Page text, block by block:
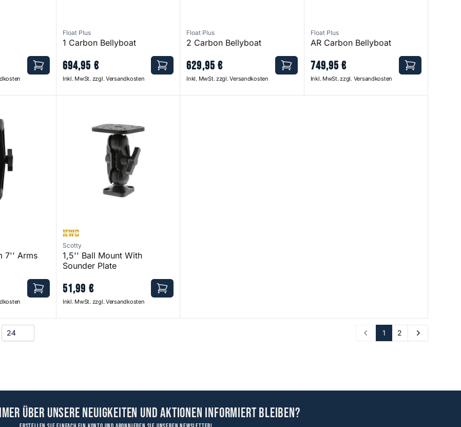
Float Plus
1 Carbon Bellyboat
694,95 €
Inkl. MwSt. zzgl. Versandkosten
Float Plus
2 Carbon Bellyboat
629,95 €
Inkl. MwSt. zzgl. Versandkosten
Float Plus
AR Carbon Bellyboat
749,95 €
Inkl. MwSt. zzgl. Versandkosten
7'' Arms
Scotty
1,5'' Ball Mount With
Sounder Plate
51,99 €
Inkl. MwSt. zzgl. Versandkosten
Prev 1 2 Next
über unsere Neuigkeiten und Aktionen informiert bleiben?